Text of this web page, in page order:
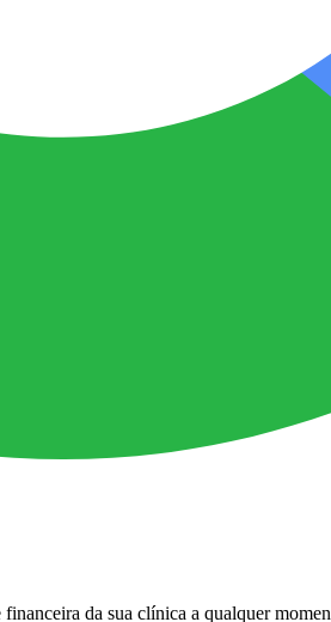
financeira da sua clínica a qualquer